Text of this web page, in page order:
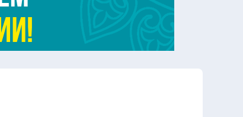
Политика
Экономика
Культура